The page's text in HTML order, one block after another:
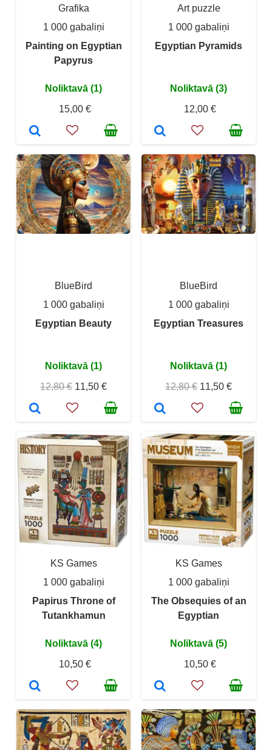
Grafika
1 000 gabaliņi
Painting on Egyptian
Papyrus
Noliktavā (1)
15,00 €
Art puzzle
1 000 gabaliņi
Egyptian Pyramids
Noliktavā (3)
12,00 €
BlueBird
1 000 gabaliņi
Egyptian Beauty
Noliktavā (1)
12,80 € 11,50 €
BlueBird
1 000 gabaliņi
Egyptian Treasures
Noliktavā (1)
12,80 € 11,50 €
KS Games
1 000 gabaliņi
Papirus Throne of
Tutankhamun
Noliktavā (4)
10,50 €
KS Games
1 000 gabaliņi
The Obsequies of an
Egyptian
Noliktavā (5)
10,50 €